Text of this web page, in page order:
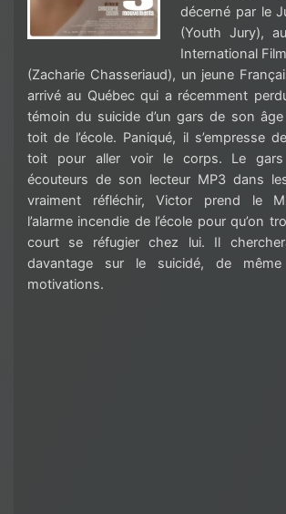
décerné par le
(Youth Jury),
International
(Zacharie Chasseriaud), un jeune
arrivé au Québec qui a récemment
témoin du suicide d’un gars de son
toit de l’école. Paniqué, il s’empresse
toit pour aller voir le corps. Le
écouteurs de son lecteur MP3 dans
vraiment réfléchir, Victor prend le
l’alarme incendie de l’école pour qu’on
court se réfugier chez lui. Il
davantage sur le suicidé, de
motivations.